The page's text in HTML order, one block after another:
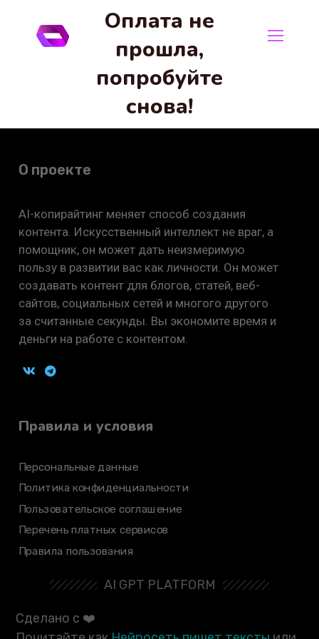
Оплата не
прошла,
попробуйте
снова!
О проекте
AI-копирайтинг меняет способ создания
контента. Искусственный интеллект не враг, а
помощник, он может дать неизмеримую
пользу в развитии вас как личности. Он может
создавать контент для блогов, статей, веб-
сайтов, социальных сетей и многого другого
за считанные секунды. Вы экономите время и
деньги на работе с контентом.
Правила и условия
Персональные данные
Политика конфиденциальности
Пользовательское соглашение
Перечень платных сервисов
Правила пользования
AI GPT PLATFORM
Сделано с ❤️